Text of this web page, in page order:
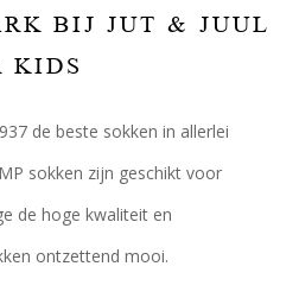
BIJ JUT & JUUL
KIDS
de beste sokken in allerlei
sokken zijn geschikt voor
de hoge kwaliteit en
ontzettend mooi.